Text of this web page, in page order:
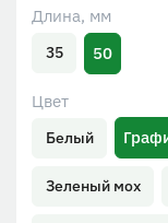
Длина, мм
35 50
Цвет
Белый
Зеленый мох